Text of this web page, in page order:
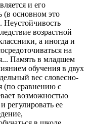
и его
(в основном это
Неустойчивость
возрастной
а иногда и
на
Память в младшем
обучения в двух
вес словесно-
(по сравнению с
возможностью
регулировать ее